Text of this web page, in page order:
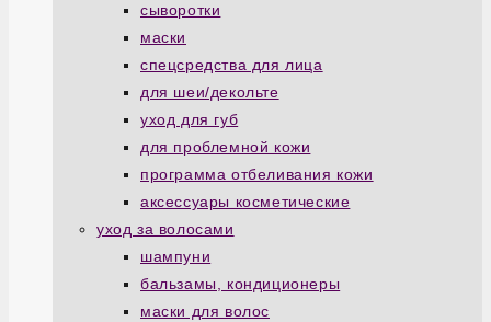
сыворотки
маски
спецсредства для лица
для шеи/декольте
уход для губ
для проблемной кожи
программа отбеливания кожи
аксессуары косметические
уход за волосами
шампуни
бальзамы, кондиционеры
маски для волос